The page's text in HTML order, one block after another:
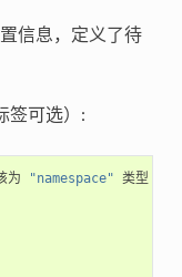
信息，定义了待
签可选）:
为 "namespace" 类型